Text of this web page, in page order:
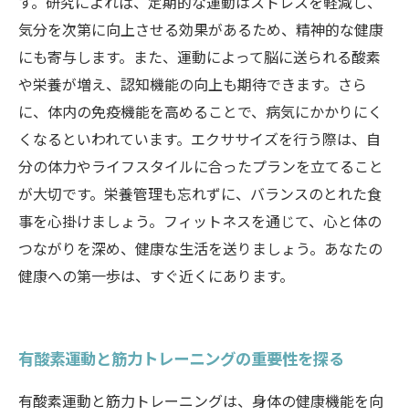
気分を次第に向上させる効果があるため、精神的な健康
にも寄与します。また、運動によって脳に送られる酸素
や栄養が増え、認知機能の向上も期待できます。さら
に、体内の免疫機能を高めることで、病気にかかりにく
くなるといわれています。エクササイズを行う際は、自
分の体力やライフスタイルに合ったプランを立てること
が大切です。栄養管理も忘れずに、バランスのとれた食
事を心掛けましょう。フィットネスを通じて、心と体の
つながりを深め、健康な生活を送りましょう。あなたの
健康への第一歩は、すぐ近くにあります。
有酸素運動と筋力トレーニングの重要性を探る
有酸素運動と筋力トレーニングは、身体の健康機能を向